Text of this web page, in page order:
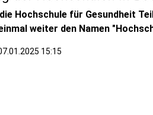
Hochschule für Gesundheit
weiter den Namen
15:15